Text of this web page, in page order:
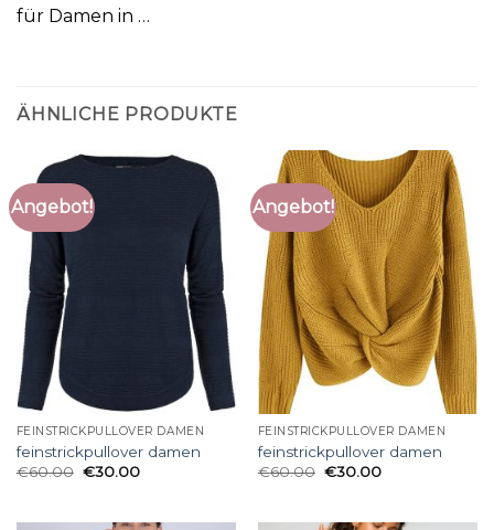
für Damen in …
ÄHNLICHE PRODUKTE
Angebot!
FEINSTRICKPULLOVER DAMEN
feinstrickpullover damen
€60.00 €30.00
Angebot!
FEINSTRICKPULLOVER DAMEN
feinstrickpullover damen
€60.00 €30.00